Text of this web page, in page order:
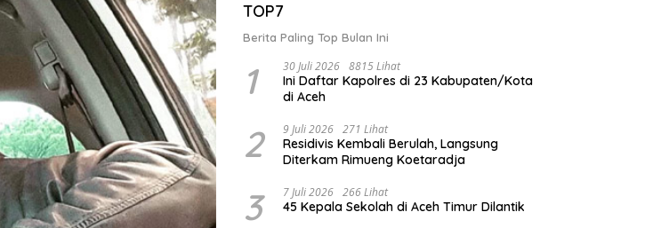
TOP7
Berita Paling Top Bulan Ini
1 30 Juli 2026 8815 Lihat
Ini Daftar Kapolres di 23 Kabupaten/Kota
di Aceh
2 9 Juli 2026 271 Lihat
Residivis Kembali Berulah, Langsung
Diterkam Rimueng Koetaradja
3 7 Juli 2026 266 Lihat
45 Kepala Sekolah di Aceh Timur Dilantik